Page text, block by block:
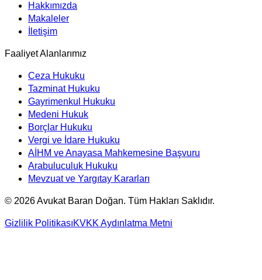
Hakkımızda
Makaleler
İletişim
Faaliyet Alanlarımız
Ceza Hukuku
Tazminat Hukuku
Gayrimenkul Hukuku
Medeni Hukuk
Borçlar Hukuku
Vergi ve İdare Hukuku
AİHM ve Anayasa Mahkemesine Başvuru
Arabuluculuk Hukuku
Mevzuat ve Yargıtay Kararları
© 2026Avukat Baran Doğan. Tüm Hakları Saklıdır.
Gizlilik PolitikasıKVKK Aydınlatma Metni